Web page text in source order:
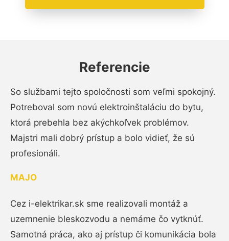
Referencie
So službami tejto spoločnosti som veľmi spokojný.
Potreboval som novú elektroinštaláciu do bytu,
ktorá prebehla bez akýchkoľvek problémov.
Majstri mali dobrý prístup a bolo vidieť, že sú
profesionáli.
MAJO
Cez i-elektrikar.sk sme realizovali montáž a
uzemnenie bleskozvodu a nemáme čo vytknúť.
Samotná práca, ako aj prístup či komunikácia bola